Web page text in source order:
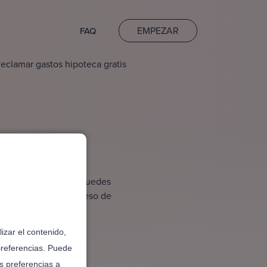
el contenido,
Puede
preferencias a
FAQ EMPEZAR
gastos hipoteca gratis
sentencias, puedes
todo el proceso de